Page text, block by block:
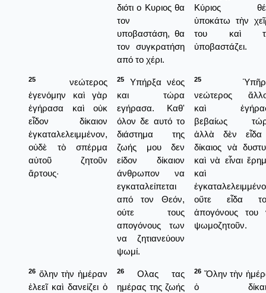
διότι ο Κυριος θα
τον
υποβαστάση, θα
τον συγκρατήση
από το χέρι.
Κύριος
ὑποκάτω τὴν
του καὶ
ὑποβαστάζει.
25
νεώτερος
ἐγενόμην καὶ γὰρ
ἐγήρασα καὶ οὐκ
εἶδον δίκαιον
ἐγκαταλελειμμένον,
οὐδὲ τὸ σπέρμα
αὐτοῦ ζητοῦν
ἄρτους·
25
Υπήρξα νέος
και τώρα
εγήρασα. Καθ'
όλον δε αυτό το
διάστημα της
ζωής μου δεν
είδον δίκαιον
άνθρωπον να
εγκαταλείπεται
από τον Θεόν,
ούτε τους
απογόνους των
να ζητιανεύουν
ψωμί.
25
νεώτερος
καὶ
βεβαίως
ἀλλὰ δὲν
δίκαιος νὰ
καὶ νὰ εἶναι
καὶ
οὔτε εἶδα
ἀπογόνους του
ψωμοζητοῦν.
26 ὅλην τὴν ἡμέραν
ἐλεεῖ καὶ δανείζει ὁ
26
Ολας τας
ημέρας της ζωής
26 Ὅλην τὴν
ὁ